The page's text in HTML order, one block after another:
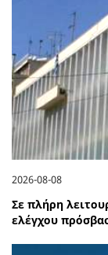
2026-08-08
Σε πλήρη
ελέγχου